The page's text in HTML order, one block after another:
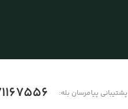
پشتیبانی پیامرسان بله: